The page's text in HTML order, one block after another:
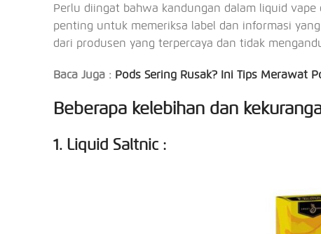
Perlu diingat bahwa kandungan dalam liquid
penting untuk memeriksa label dan informasi
dari produsen yang terpercaya dan tidak
Baca Juga : Pods Sering Rusak? Ini Tips Merawat
Beberapa kelebihan dan
1. Liquid Saltnic :